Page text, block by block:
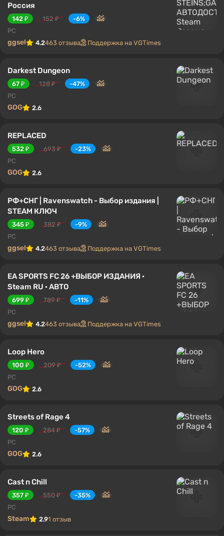
Россия
142 ₽ 152 ₽
-6%
PC
ggsel 4.2463 отзыва Поддержка на VGTimes
Darkest Dungeon
67 ₽ 128 ₽
-47%
PC
GOG 2.6
REPLACED
532 ₽ 693 ₽
-23%
PC
GOG 2.6
РФ+СНГ | Ravenswatch - Выбор издания |
STEAM КЛЮЧ
345 ₽ 382 ₽
-9%
PC
ggsel 4.2463 отзыва Поддержка на VGTimes
EA SPORTS FC 26 +ВЫБОР ИЗДАНИЯ ·
Steam RU · АВТО
699 ₽ 789 ₽
-11%
PC
ggsel 4.2463 отзыва Поддержка на VGTimes
Loop Hero
100 ₽ 209 ₽
-52%
PC
GOG 2.6
Streets of Rage 4
120 ₽ 284 ₽
-57%
PC
GOG 2.6
Cast n Chill
357 ₽ 550 ₽
-35%
PC
Steam 2.91 отзыв